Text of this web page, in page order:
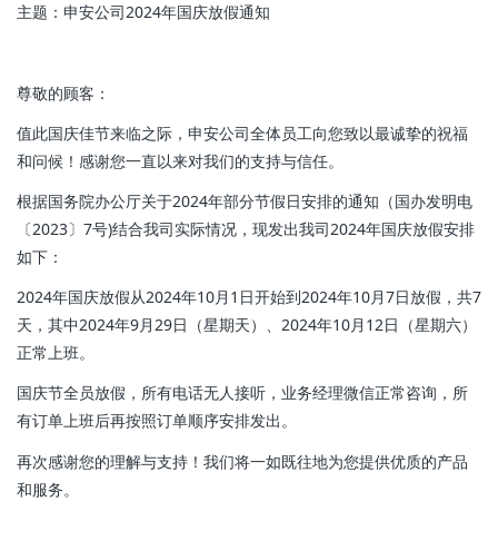
主题：申安公司2024年国庆放假通知
尊敬的顾客：
值此国庆佳节来临之际，申安公司全体员工向您致以最诚挚的祝福
和问候！感谢您一直以来对我们的支持与信任。
根据国务院办公厅关于2024年部分节假日安排的通知（国办发明电
〔2023〕7号)结合我司实际情况，现发出我司2024年国庆放假安排
如下：
2024年国庆放假从2024年10月1日开始到2024年10月7日放假，共7
天，其中2024年9月29日（星期天）、2024年10月12日（星期六）
正常上班。
国庆节全员放假，所有电话无人接听，业务经理微信正常咨询，所
有订单上班后再按照订单顺序安排发出。
再次感谢您的理解与支持！我们将一如既往地为您提供优质的产品
和服务。